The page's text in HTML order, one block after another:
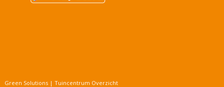
Green Solutions | Tuincentrum Overzicht